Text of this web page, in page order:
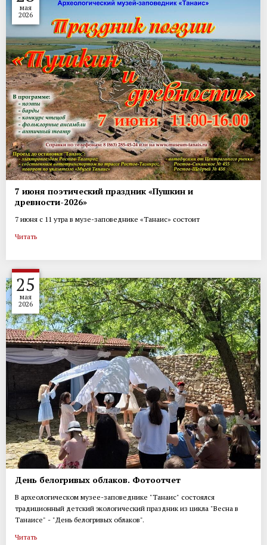
мая
2026
7 июня поэтический праздник «Пушкин и
древности-2026»
7 июня с 11 утра в музе-заповеднике «Танаис» состоит
Читать
25
мая
2026
День белогривых облаков. Фотоотчет
В археологическом музее-заповеднике "Танаис" состоялся
традиционный детский экологический праздник из цикла "Весна в
Танаисе" - "День белогривых облаков".
Читать